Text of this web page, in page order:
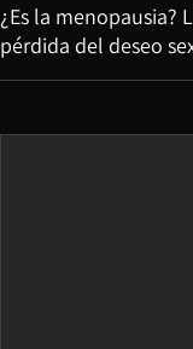
¿Es la menopausia?
pérdida del deseo